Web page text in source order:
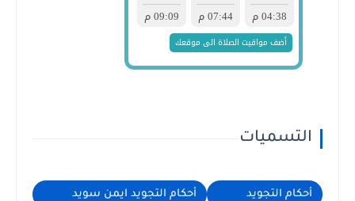
التسميات
أحكام التجويد أحكام التجويد ايمن سويد